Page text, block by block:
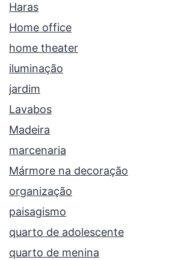
Haras
Home office
home theater
iluminação
jardim
Lavabos
Madeira
marcenaria
Mármore na decoração
organização
paisagismo
quarto de adolescente
quarto de menina